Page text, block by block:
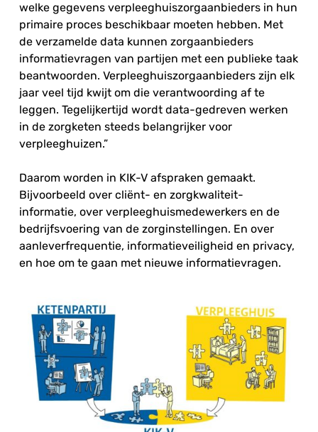
welke gegevens verpleeghuiszorgaanbieders in hun
primaire proces beschikbaar moeten hebben. Met
de verzamelde data kunnen zorgaanbieders
informatievragen van partijen met een publieke taak
beantwoorden. Verpleeghuiszorgaanbieders zijn elk
jaar veel tijd kwijt om die verantwoording af te
leggen. Tegelijkertijd wordt data-gedreven werken
in de zorgketen steeds belangrijker voor
verpleeghuizen.”
Daarom worden in KIK-V afspraken gemaakt.
Bijvoorbeeld over cliënt- en zorgkwaliteit-
informatie, over verpleeghuismedewerkers en de
bedrijfsvoering van de zorginstellingen. En over
aanleverfrequentie, informatieveiligheid en privacy,
en hoe om te gaan met nieuwe informatievragen.